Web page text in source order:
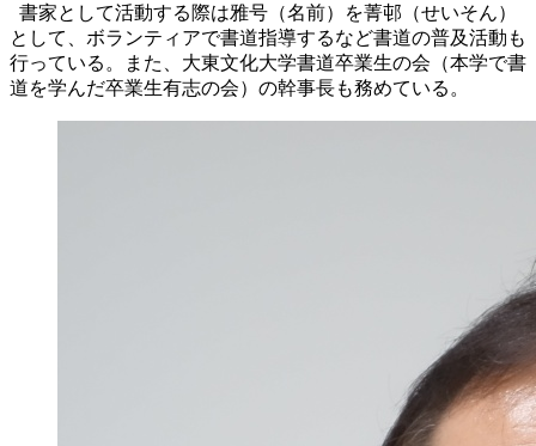
書家として活動する際は雅号（名前）を菁邨（せいそん）
として、ボランティアで書道指導するなど書道の普及活動も
行っている。また、大東文化大学書道卒業生の会（本学で書
道を学んだ卒業生有志の会）の幹事長も務めている。